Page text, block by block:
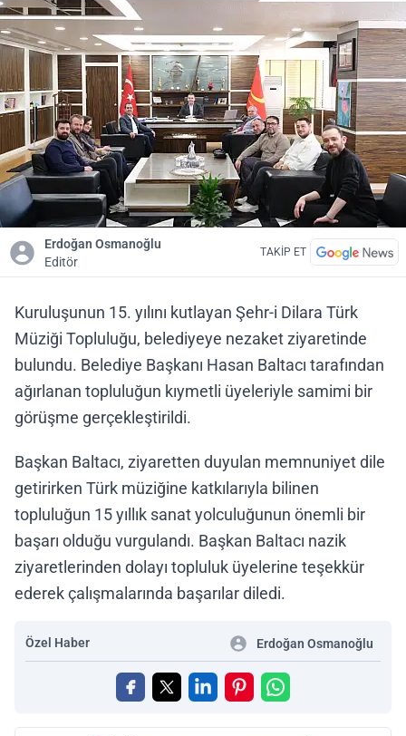
Erdoğan Osmanoğlu
Editör
TAKİP ET
Kuruluşunun 15. yılını kutlayan Şehr-i Dilara Türk
Müziği Topluluğu, belediyeye nezaket ziyaretinde
bulundu. Belediye Başkanı Hasan Baltacı tarafından
ağırlanan topluluğun kıymetli üyeleriyle samimi bir
görüşme gerçekleştirildi.
Başkan Baltacı, ziyaretten duyulan memnuniyet dile
getirirken Türk müziğine katkılarıyla bilinen
topluluğun 15 yıllık sanat yolculuğunun önemli bir
başarı olduğu vurgulandı. Başkan Baltacı nazik
ziyaretlerinden dolayı topluluk üyelerine teşekkür
ederek çalışmalarında başarılar diledi.
Özel Haber Erdoğan Osmanoğlu